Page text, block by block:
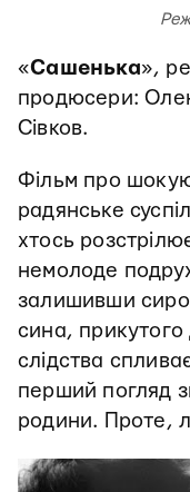
«Сашенька»,
продюсери:
Сівков.
Фільм про
радянське
хтось
немолоде
залишивши
сина, прикутого
слідства
перший погляд
родини. Проте,